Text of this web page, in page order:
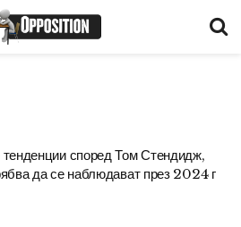
тенденции според Том Стендидж,
да се наблюдават през 2024 г